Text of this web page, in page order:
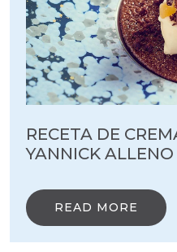
RECETA DE
YANNICK ALLENO
READ MORE